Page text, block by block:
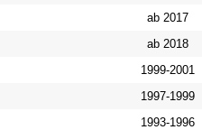
ab 2017
ab 2018
1999-2001
1997-1999
1993-1996